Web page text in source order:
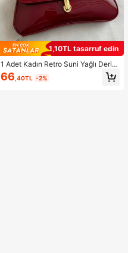
1,10TL tasarruf edin
1 Adet Kadın Retro Suni Yağlı Deri O
muz ve Çapraz Askılı Çanta, Rande
vular, Geziler, Partiler ve Ziyafetler İ
66 ,40TL -2%